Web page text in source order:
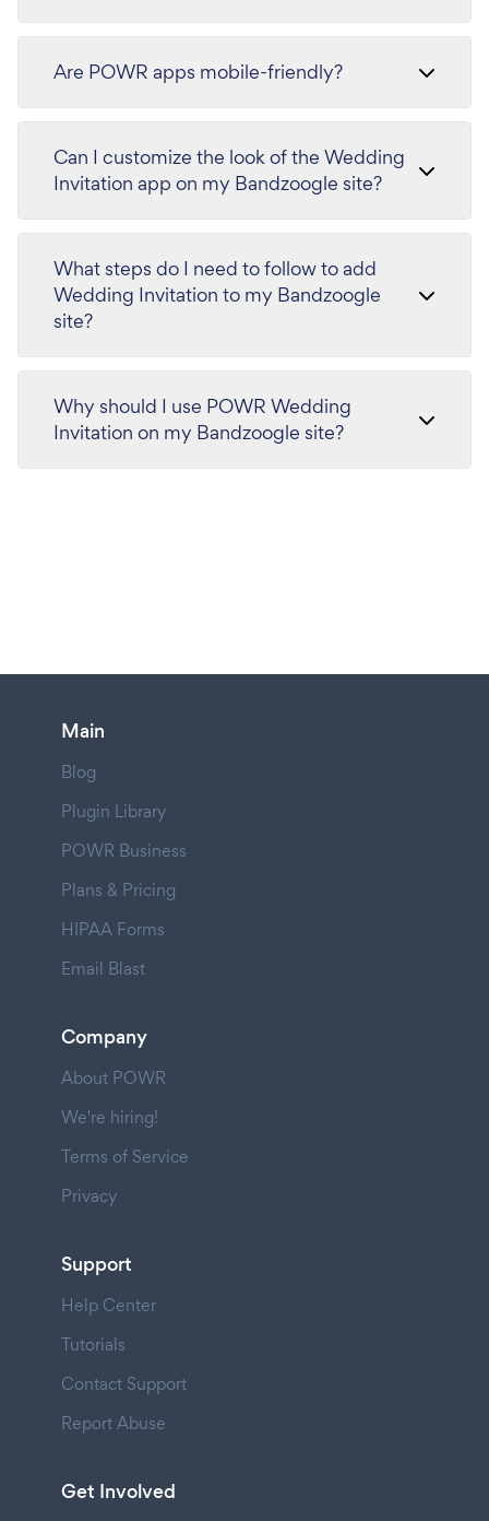
Are POWR apps mobile-friendly?
Can I customize the look of the Wedding
Invitation app on my Bandzoogle site?
What steps do I need to follow to add
Wedding Invitation to my Bandzoogle
site?
Why should I use POWR Wedding
Invitation on my Bandzoogle site?
Main
Blog
Plugin Library
POWR Business
Plans & Pricing
HIPAA Forms
Email Blast
Company
About POWR
We're hiring!
Terms of Service
Privacy
Support
Help Center
Tutorials
Contact Support
Report Abuse
Get Involved